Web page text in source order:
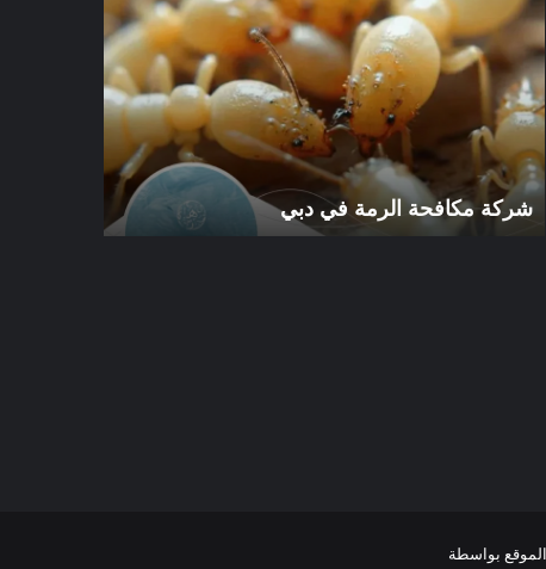
مكافحة
في
دبي
شركة مكافحة الرمة في دبي
مكافحة
الرمة
في
الورقاء